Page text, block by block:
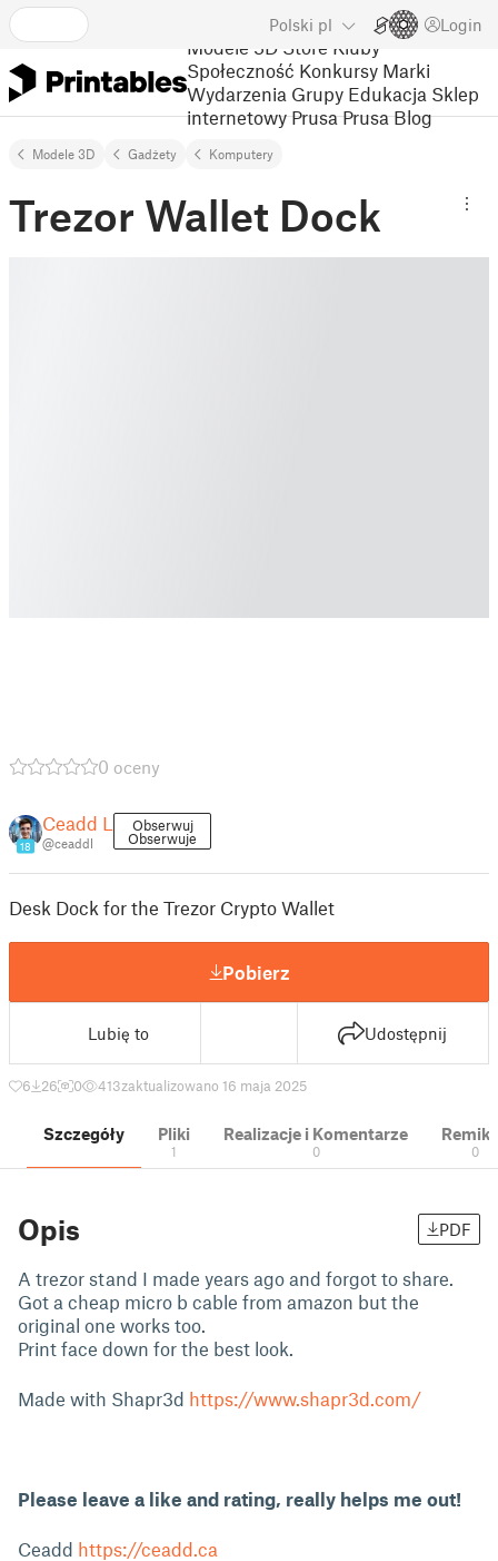
Polski pl Login
Modele 3D Store Kluby
Społeczność Konkursy Marki
Wydarzenia Grupy Edukacja Sklep
internetowy Prusa Prusa Blog
Modele 3D Gadżety Komputery
Trezor Wallet Dock
0 oceny
18
Ceadd L
@ceaddl
Obserwuj
Obserwuje
Desk Dock for the Trezor Crypto Wallet
Pobierz
Lubię to Udostępnij
6 26 0 413zaktualizowano 16 maja 2025
Szczegóły Pliki
1
Realizacje i Komentarze
0 0
Opis PDF
A trezor stand I made years ago and forgot to share.
Got a cheap micro b cable from amazon but the
original one works too.
Print face down for the best look.
Made with Shapr3d https://www.shapr3d.com/
Please leave a like and rating, really helps me out!
Ceadd https://ceadd.ca